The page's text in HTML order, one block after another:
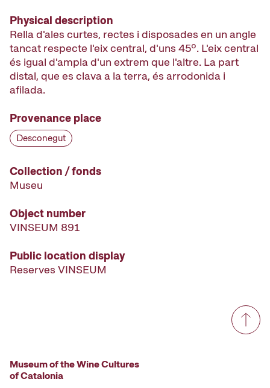
Physical description
Rella d'ales curtes, rectes i disposades en un angle
tancat respecte l'eix central, d'uns 45º. L'eix central
és igual d'ampla d'un extrem que l'altre. La part
distal, que es clava a la terra, és arrodonida i
afilada.
Provenance place
Desconegut
Collection / fonds
Museu
Object number
VINSEUM 891
Public location display
Reserves VINSEUM
Museum of the Wine Cultures
of Catalonia